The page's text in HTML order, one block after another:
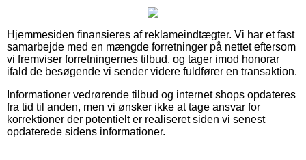
Hjemmesiden finansieres af reklameindtægter. Vi har et fast
samarbejde med en mængde forretninger på nettet eftersom
vi fremviser forretningernes tilbud, og tager imod honorar
ifald de besøgende vi sender videre fuldfører en transaktion.
Informationer vedrørende tilbud og internet shops opdateres
fra tid til anden, men vi ønsker ikke at tage ansvar for
korrektioner der potentielt er realiseret siden vi senest
opdaterede sidens informationer.